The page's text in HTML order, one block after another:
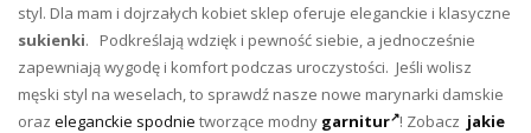
styl. Dla mam i dojrzałych kobiet sklep oferuje eleganckie i klasyczne
sukienki.
Podkreślają wdzięk i pewność siebie, a jednocześnie
zapewniają wygodę i komfort podczas uroczystości. Jeśli wolisz
męski styl na weselach, to sprawdź nasze nowe marynarki damskie
oraz eleganckie spodnie tworzące modny garnitur ! Zobacz jakie